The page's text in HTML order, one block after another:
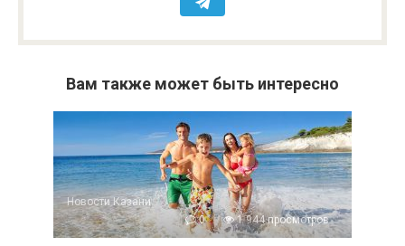
Вам также может быть интересно
Новости Казани
0
1 944 просмотров